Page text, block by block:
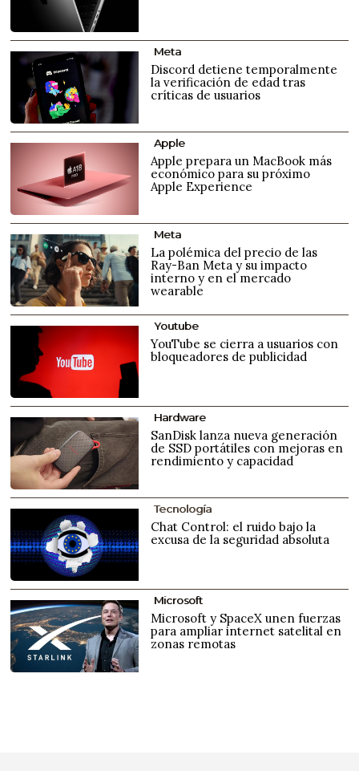
Meta
Discord detiene temporalmente
la verificación de edad tras
críticas de usuarios
Apple
Apple prepara un MacBook más
económico para su próximo
Apple Experience
Meta
La polémica del precio de las
Ray-Ban Meta y su impacto
interno y en el mercado
wearable
Youtube
YouTube se cierra a usuarios con
bloqueadores de publicidad
Hardware
SanDisk lanza nueva generación
de SSD portátiles con mejoras en
rendimiento y capacidad
Tecnología
Chat Control: el ruido bajo la
excusa de la seguridad absoluta
Microsoft
Microsoft y SpaceX unen fuerzas
para ampliar internet satelital en
zonas remotas